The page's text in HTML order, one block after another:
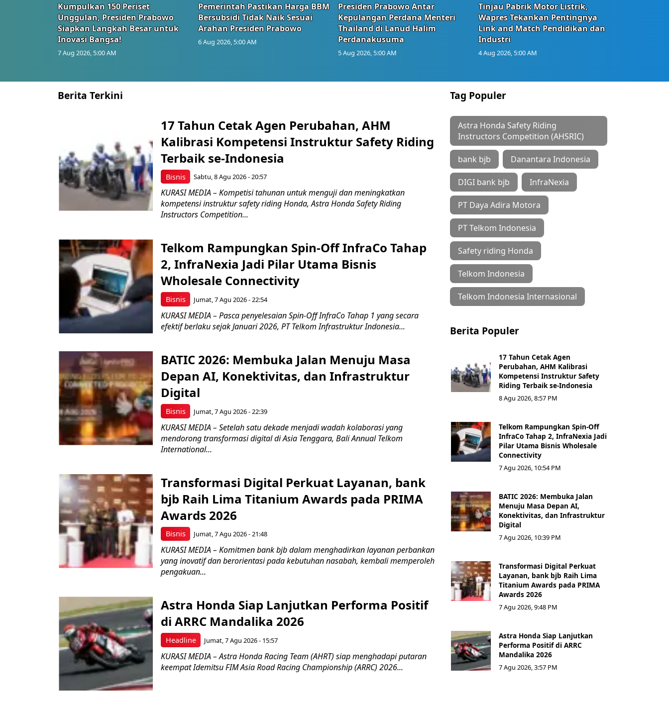
Kumpulkan 150 Periset
Unggulan, Presiden Prabowo
Siapkan Langkah Besar untuk
Inovasi Bangsa!
7 Aug 2026, 5:00 AM
Pemerintah Pastikan Harga BBM
Bersubsidi Tidak Naik Sesuai
Arahan Presiden Prabowo
6 Aug 2026, 5:00 AM
Presiden Prabowo Antar
Kepulangan Perdana Menteri
Thailand di Lanud Halim
Perdanakusuma
5 Aug 2026, 5:00 AM
Tinjau Pabrik Motor Listrik,
Wapres Tekankan Pentingnya
Link and Match Pendidikan dan
Industri
4 Aug 2026, 5:00 AM
Berita Terkini
Bisnis
17 Tahun Cetak Agen Perubahan, AHM
Kalibrasi Kompetensi Instruktur Safety Riding
Terbaik se-Indonesia
Sabtu, 8 Agu 2026 - 20:57
KURASI MEDIA – Kompetisi tahunan untuk menguji dan meningkatkan
kompetensi instruktur safety riding Honda, Astra Honda Safety Riding
Instructors Competition...
Bisnis
Telkom Rampungkan Spin-Off InfraCo Tahap
2, InfraNexia Jadi Pilar Utama Bisnis
Wholesale Connectivity
Jumat, 7 Agu 2026 - 22:54
KURASI MEDIA – Pasca penyelesaian Spin-Off InfraCo Tahap 1 yang secara
efektif berlaku sejak Januari 2026, PT Telkom Infrastruktur Indonesia...
Bisnis
BATIC 2026: Membuka Jalan Menuju Masa
Depan AI, Konektivitas, dan Infrastruktur
Digital
Jumat, 7 Agu 2026 - 22:39
KURASI MEDIA – Setelah satu dekade menjadi wadah kolaborasi yang
mendorong transformasi digital di Asia Tenggara, Bali Annual Telkom
International...
Bisnis
Transformasi Digital Perkuat Layanan, bank
bjb Raih Lima Titanium Awards pada PRIMA
Awards 2026
Jumat, 7 Agu 2026 - 21:48
KURASI MEDIA – Komitmen bank bjb dalam menghadirkan layanan perbankan
yang inovatif dan berorientasi pada kebutuhan nasabah, kembali memperoleh
pengakuan...
Headline
Astra Honda Siap Lanjutkan Performa Positif
di ARRC Mandalika 2026
Jumat, 7 Agu 2026 - 15:57
KURASI MEDIA – Astra Honda Racing Team (AHRT) siap menghadapi putaran
keempat Idemitsu FIM Asia Road Racing Championship (ARRC) 2026...
Tag Populer
Astra Honda Safety Riding
Instructors Competition (AHSRIC)
bank bjb Danantara Indonesia
DIGI bank bjb InfraNexia
PT Daya Adira Motora
PT Telkom Indonesia
Safety riding Honda
Telkom Indonesia
Telkom Indonesia Internasional
Berita Populer
17 Tahun Cetak Agen
Perubahan, AHM Kalibrasi
Kompetensi Instruktur Safety
Riding Terbaik se-Indonesia
8 Agu 2026, 8:57 PM
Telkom Rampungkan Spin-Off
InfraCo Tahap 2, InfraNexia Jadi
Pilar Utama Bisnis Wholesale
Connectivity
7 Agu 2026, 10:54 PM
BATIC 2026: Membuka Jalan
Menuju Masa Depan AI,
Konektivitas, dan Infrastruktur
Digital
7 Agu 2026, 10:39 PM
Transformasi Digital Perkuat
Layanan, bank bjb Raih Lima
Titanium Awards pada PRIMA
Awards 2026
7 Agu 2026, 9:48 PM
Astra Honda Siap Lanjutkan
Performa Positif di ARRC
Mandalika 2026
7 Agu 2026, 3:57 PM